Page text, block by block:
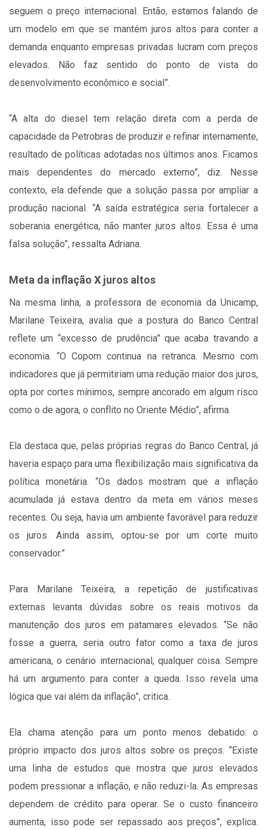
seguem o preço internacional. Então, estamos falando de
um modelo em que se mantém juros altos para conter a
demanda enquanto empresas privadas lucram com preços
elevados. Não faz sentido do ponto de vista do
desenvolvimento econômico e social”.
“A alta do diesel tem relação direta com a perda de
capacidade da Petrobras de produzir e refinar internamente,
resultado de políticas adotadas nos últimos anos. Ficamos
mais dependentes do mercado externo”, diz. Nesse
contexto, ela defende que a solução passa por ampliar a
produção nacional. “A saída estratégica seria fortalecer a
soberania energética, não manter juros altos. Essa é uma
falsa solução”, ressalta Adriana.
Meta da inflação X juros altos
Na mesma linha, a professora de economia da Unicamp,
Marilane Teixeira, avalia que a postura do Banco Central
reflete um “excesso de prudência” que acaba travando a
economia. “O Copom continua na retranca. Mesmo com
indicadores que já permitiriam uma redução maior dos juros,
opta por cortes mínimos, sempre ancorado em algum risco
como o de agora, o conflito no Oriente Médio”, afirma.
Ela destaca que, pelas próprias regras do Banco Central, já
haveria espaço para uma flexibilização mais significativa da
política monetária. “Os dados mostram que a inflação
acumulada já estava dentro da meta em vários meses
recentes. Ou seja, havia um ambiente favorável para reduzir
os juros. Ainda assim, optou-se por um corte muito
conservador.”
Para Marilane Teixeira, a repetição de justificativas
externas levanta dúvidas sobre os reais motivos da
manutenção dos juros em patamares elevados. “Se não
fosse a guerra, seria outro fator como a taxa de juros
americana, o cenário internacional, qualquer coisa. Sempre
há um argumento para conter a queda. Isso revela uma
lógica que vai além da inflação”, critica.
Ela chama atenção para um ponto menos debatido: o
próprio impacto dos juros altos sobre os preços. “Existe
uma linha de estudos que mostra que juros elevados
podem pressionar a inflação, e não reduzi-la. As empresas
dependem de crédito para operar. Se o custo financeiro
aumenta, isso pode ser repassado aos preços”, explica.